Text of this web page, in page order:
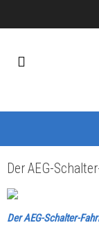
Der AEG-
Der AEG-Schalter-